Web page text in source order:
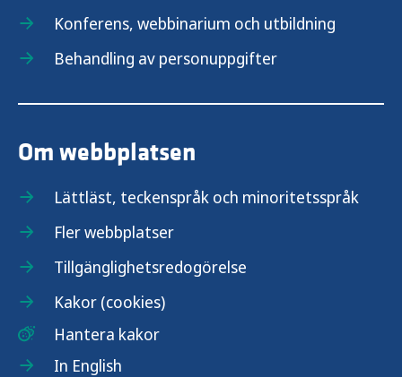
Konferens, webbinarium och utbildning
Behandling av personuppgifter
Om webbplatsen
Lättläst, teckenspråk och minoritetsspråk
Fler webbplatser
Tillgänglighetsredogörelse
Kakor (cookies)
Hantera kakor
In English